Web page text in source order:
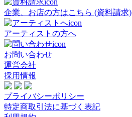
企業、お店の方はこちら (資料請求)
アーティストの方へ
お問い合わせ
運営会社
採用情報
プライバシーポリシー
特定商取引法に基づく表記